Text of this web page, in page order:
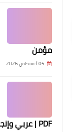
مؤمن
05 أغسطس 2026
PDF | عربي وإنجليزي مجانًا